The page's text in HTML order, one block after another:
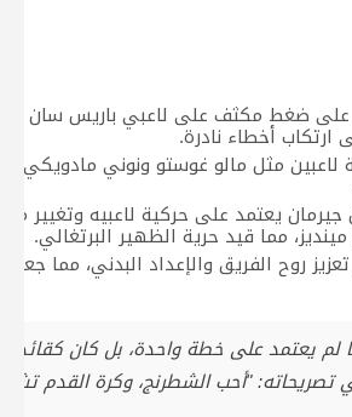
ضغط مكثف على لاعبي باريس سان
أخطاء نادرة.
لاعبين مثل مالو غوستو ونوني مادويكي
يعتمد على حركية لاعبيه وتغيير
مما قيد حرية الظهير البرتغالي.
روح الفريق والإعداد البدني،
لم يعتمد على خطة واحدة، بل كان كقائد
تصريحاته: "أحب الشطرنج، وكرة القدم